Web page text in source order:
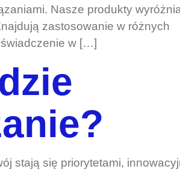
Nasze produkty
zastosowanie w różnych
w […]
stają się priorytetami,